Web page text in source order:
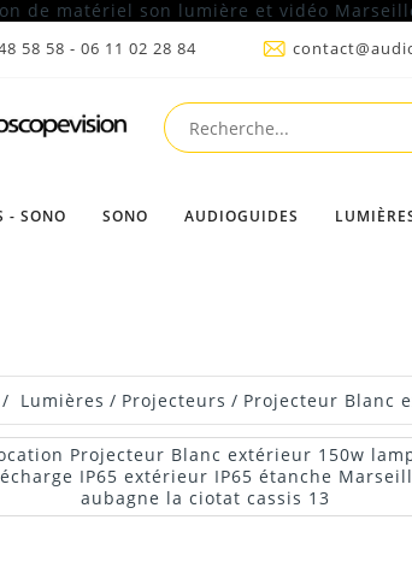
58 58 - 06 11 02 28 84
- SONO SONO AUDIOGUIDES
/ Lumières / Projecteurs / Projecteur Blanc